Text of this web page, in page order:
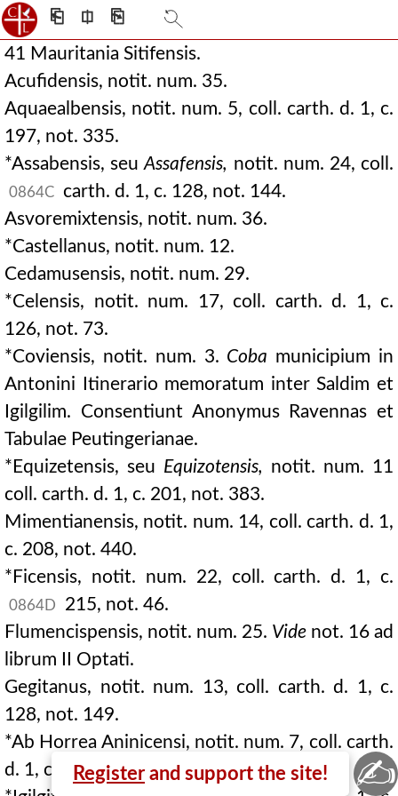
⎗ ⎅ ⎘
41 Mauritania Sitifensis.
Acufidensis, notit. num. 35.
Aquaealbensis, notit. num. 5, coll. carth. d. 1, c.
197, not. 335.
*Assabensis, seuAssafensis, notit. num. 24, coll.
0864C
carth. d. 1, c. 128, not. 144.
Asvoremixtensis, notit. num. 36.
*Castellanus, notit. num. 12.
Cedamusensis, notit. num. 29.
*Celensis, notit. num. 17, coll. carth. d. 1, c.
126, not. 73.
*Coviensis, notit. num. 3. Coba municipium in
Antonini Itinerario memoratum inter Saldim et
Igilgilim. Consentiunt Anonymus Ravennas et
Tabulae Peutingerianae.
*Equizetensis, seu Equizotensis, notit. num. 11
coll. carth. d. 1, c. 201, not. 383.
Mimentianensis, notit. num. 14, coll. carth. d. 1,
c. 208, not. 440.
*Ficensis, notit. num. 22, coll. carth. d. 1, c.
0864D
215, not. 46.
Flumencispensis, notit. num. 25. Vide not. 16 ad
librum II Optati.
Gegitanus, notit. num. 13, coll. carth. d. 1, c.
128, not. 149.
*Ab Horrea Aninicensi, notit. num. 7, coll. carth.
d. 1, c. 198, not. 370.
Register and support the site! ✍